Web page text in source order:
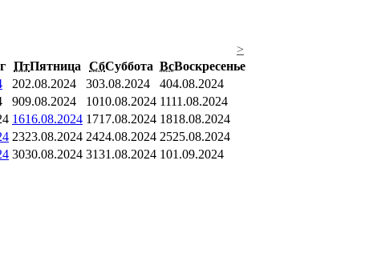
>
ПтПятница СбСуббота ВсВоскресенье
202.08.2024 303.08.2024 404.08.2024
909.08.2024 1010.08.2024 1111.08.2024
1616.08.2024 1717.08.2024 1818.08.2024
2323.08.2024 2424.08.2024 2525.08.2024
3030.08.2024 3131.08.2024 101.09.2024